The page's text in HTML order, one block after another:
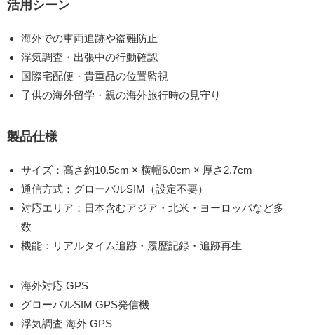
活用シーン
海外での車両追跡や盗難防止
浮気調査・出張中の行動確認
国際宅配便・貴重品の位置監視
子供の海外留学・親の海外旅行時の見守り
製品仕様
サイズ：高さ約10.5cm × 横幅6.0cm × 厚さ2.7cm
通信方式：グローバルSIM（設定不要）
対応エリア：日本含むアジア・北米・ヨーロッパなど多
数
機能：リアルタイム追跡・履歴記録・追跡再生
海外対応 GPS
グローバルSIM GPS発信機
浮気調査 海外 GPS